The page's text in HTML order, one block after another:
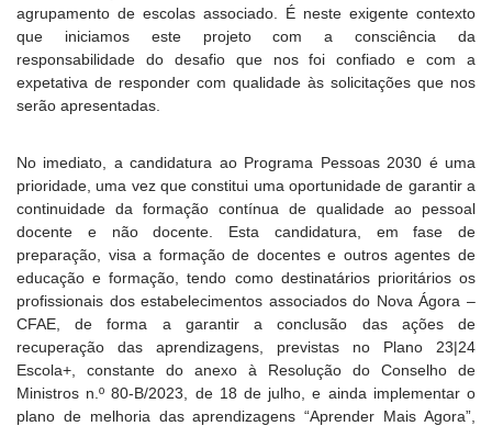
agrupamento de escolas associado. É neste exigente contexto
que iniciamos este projeto com a consciência da
responsabilidade do desafio que nos foi confiado e com a
expetativa de responder com qualidade às solicitações que nos
serão apresentadas.
No imediato, a candidatura ao Programa Pessoas 2030 é uma
prioridade, uma vez que constitui uma oportunidade de garantir a
continuidade da formação contínua de qualidade ao pessoal
docente e não docente. Esta candidatura, em fase de
preparação, visa a formação de docentes e outros agentes de
educação e formação, tendo como destinatários prioritários os
profissionais dos estabelecimentos associados do Nova Ágora –
CFAE, de forma a garantir a conclusão das ações de
recuperação das aprendizagens, previstas no Plano 23|24
Escola+, constante do anexo à Resolução do Conselho de
Ministros n.º 80-B/2023, de 18 de julho, e ainda implementar o
plano de melhoria das aprendizagens “Aprender Mais Agora”,